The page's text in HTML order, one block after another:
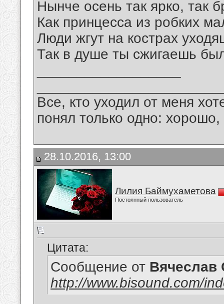
Нынче осень так ярко, так
Как принцесса из робких
Люди жгут на кострах
Так в душе ты сжигаешь
Все, кто уходил от меня
понял только одно:
28.10.2016, 13:00
Лилия Баймухаметова
Постоянный пользователь
Цитата:
Сообщение от Вячеслав
http://www.bisound.com/